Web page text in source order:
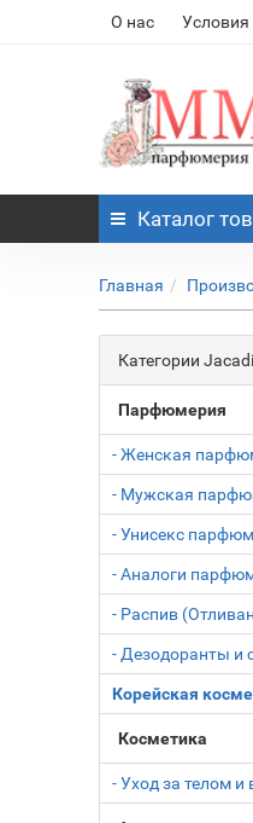
О нас Условия
Каталог
Главная
Категории Jacadi
Парфюмерия
- Женская
- Мужская
- Унисекс
- Аналоги
- Распив
- Дезодоранты и
Корейская
Косметика
- Уход за телом и